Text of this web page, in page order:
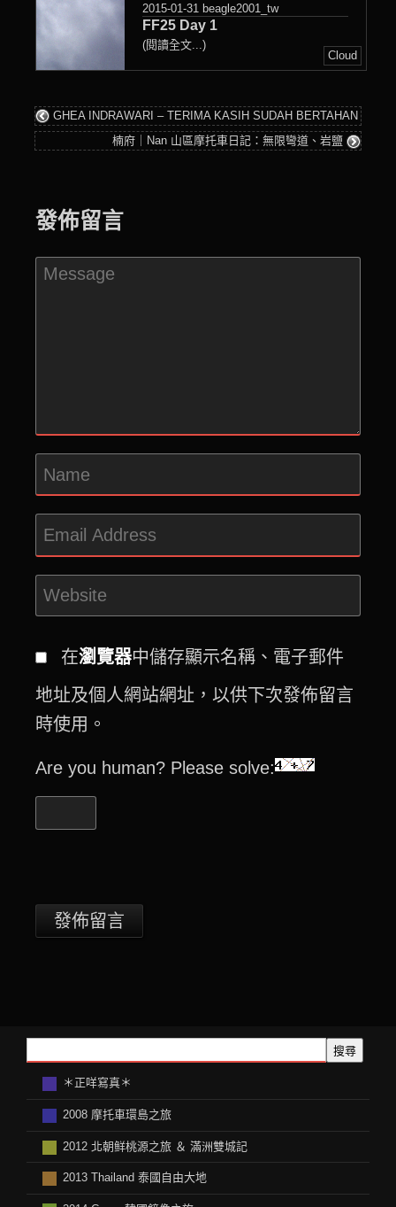
2015-01-31 beagle2001_tw
FF25 Day 1
(閱讀全文...)
Cloud
GHEA INDRAWARI – TERIMA KASIH SUDAH BERTAHAN
楠府｜Nan 山區摩托車日記：無限彎道、岩鹽
發佈留言
在瀏覽器中儲存顯示名稱、電子郵件
地址及個人網站網址，以供下次發佈留言
時使用。
Are you human? Please solve:
搜尋
＊正咩寫真＊
2008 摩托車環島之旅
2012 北朝鲜桃源之旅 ＆ 滿洲雙城記
2013 Thailand 泰國自由大地